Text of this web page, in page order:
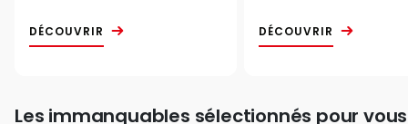
DÉCOUVRIR DÉCOUVRIR
Les immanquables sélectionnés pour vous